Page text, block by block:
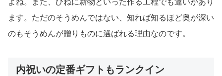
よね。また、ひねに新物といった作る工程でも違いがあり
ます。ただのそうめんではない、知れば知るほど奥が深い
のもそうめんが贈りものに選ばれる理由なのです。
内祝いの定番ギフトもランクイン